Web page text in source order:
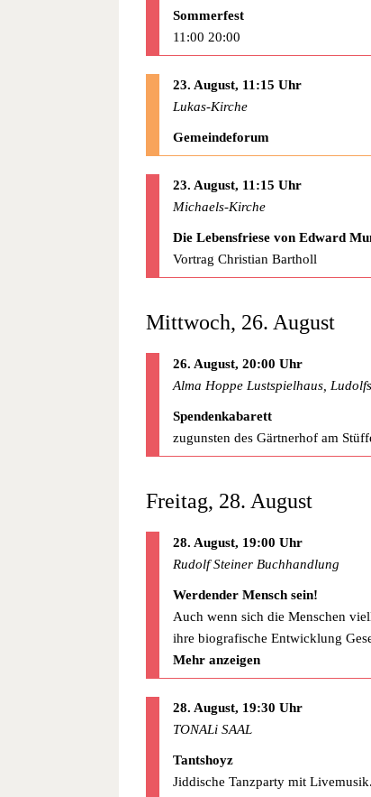
Sommerfest
11:00 20:00
23. August, 11:15 Uhr
Lukas-Kirche
Gemeindeforum
23. August, 11:15 Uhr
Michaels-Kirche
Die Lebensfriese von Edward
Vortrag Christian Bartholl
Mittwoch, 26. August
26. August, 20:00 Uhr
Alma Hoppe Lustspielhaus,
Spendenkabarett
zugunsten des Gärtnerhof am
Freitag, 28. August
28. August, 19:00 Uhr
Rudolf Steiner Buchhandlung
Werdender Mensch sein!
Auch wenn sich die Menschen
ihre biografische Entwicklung
Mehr anzeigen
28. August, 19:30 Uhr
TONALi SAAL
Tantshoyz
Jiddische Tanzparty mit